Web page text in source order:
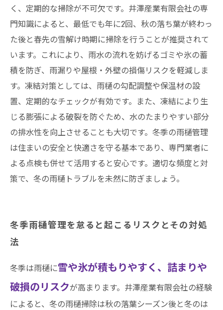
く、定期的な掃除が不可欠です。井澤産業有限会社の専
門知識によると、最低でも年に2回、秋の落ち葉が終わっ
た後と春先の雪解け時期に掃除を行うことが推奨されて
います。これにより、雨水の流れを妨げるゴミや氷の蓄
積を防ぎ、雨漏りや屋根・外壁の損傷リスクを軽減しま
す。凍結対策としては、雨樋の勾配調整や保温材の設
置、定期的なチェックが有効です。また、凍結により生
じる膨張による破裂を防ぐため、水のたまりやすい部分
の排水性を向上させることも大切です。冬季の雨樋管理
は住まいの安全と快適さを守る基本であり、専門業者に
よる点検も併せて活用すると安心です。適切な頻度と対
策で、冬の雨樋トラブルを未然に防ぎましょう。
冬季雨樋管理を怠ると起こるリスクとその対処
法
冬季は雨樋に雪や氷が積もりやすく、詰まりや
破損のリスクが高まります。井澤産業有限会社の経験
によると、冬の雨樋掃除は秋の落葉シーズン後と冬のは